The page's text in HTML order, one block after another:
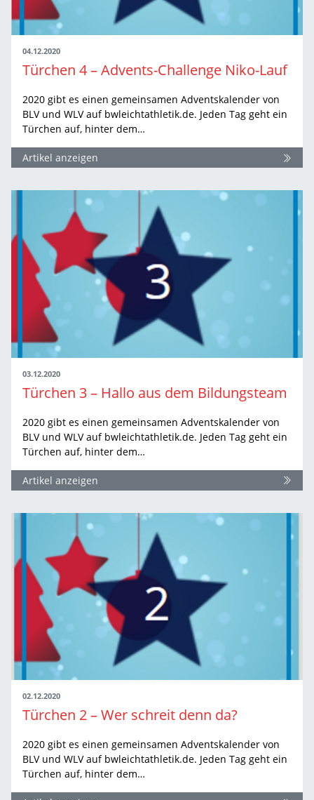
04.12.2020
Türchen 4 – Advents-Challenge Niko-Lauf
2020 gibt es einen gemeinsamen Adventskalender von
BLV und WLV auf bwleichtathletik.de. Jeden Tag geht ein
Türchen auf, hinter dem…
Artikel anzeigen
03.12.2020
Türchen 3 – Hallo aus dem Bildungsteam
2020 gibt es einen gemeinsamen Adventskalender von
BLV und WLV auf bwleichtathletik.de. Jeden Tag geht ein
Türchen auf, hinter dem…
Artikel anzeigen
02.12.2020
Türchen 2 – Wer schreit denn da?
2020 gibt es einen gemeinsamen Adventskalender von
BLV und WLV auf bwleichtathletik.de. Jeden Tag geht ein
Türchen auf, hinter dem…